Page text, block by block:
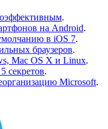
.
на Android.
в iOS 7.
браузеров.
Mac OS X и Linux.
секретов.
Microsoft.